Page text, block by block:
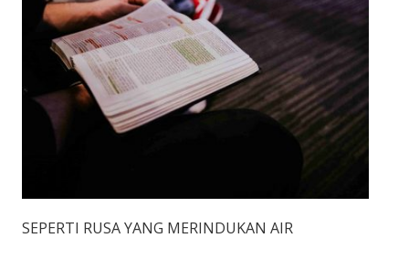
SEPERTI RUSA YANG MERINDUKAN AIR